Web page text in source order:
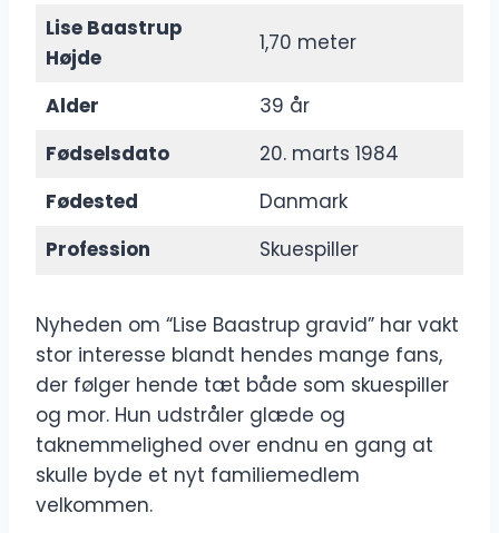
Lise Baastrup
Højde
1,70 meter
Alder
39 år
Fødselsdato
20. marts 1984
Fødested
Danmark
Profession
Skuespiller
Nyheden om “Lise Baastrup gravid” har vakt
stor interesse blandt hendes mange fans,
der følger hende tæt både som skuespiller
og mor. Hun udstråler glæde og
taknemmelighed over endnu en gang at
skulle byde et nyt familiemedlem
velkommen.